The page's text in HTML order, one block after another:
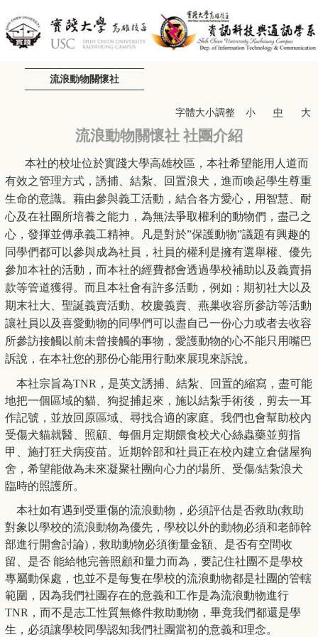
流浪動物關懷社
字體大小調整 小 中 大
流浪動物關懷社 社團介紹
本社的校址位於實踐大學高雄校區，本社希望能用人道而
有效之管理方式，誘捕、結紮、回置浪犬，進而喚起學生尊重
生命的意識。藉由參與義工活動，結合各方愛心，用智慧、耐
心及在社團所培養之能力，為無法爭取權利的動物們，盡己之
心，發揮並傳承義工精神。凡是對於”保護動物”議題有興趣的
同學們都可以參與成為社員，社員的權利是擁有選舉權、優先
參加本社的活動，而本社的經費都會透過學校補助以及義賣捐
款等管道獲得。而且本社會有許多活動，例如：期初社大以及
期末社大、聖誕義賣活動、校慶義賣、燕巢收容所參訪等活動
讓社員以及喜愛動物的同學們可以盡自己一份心力或者去收容
所參訪接觸以前未曾接觸的事物，愛護動物的心不能只用嘴巴
訴說，在本社您的那份心能用行動來展現來訴說。
本社宗旨為TNR，是英文誘捕、結紮、回置的縮寫，盡可能
地把一個區域的貓、狗捉捕起來，施以結紮手術後，剪去一耳
作記號，並放回原區域、尋找合適的家庭。我們也會幫助校內
受傷犬貓就醫、照顧、每個月定期餵食校犬心絲蟲藥並剪指
甲、施打狂犬病疫苗。近期幹部和社員正在校內建立倉儲屋狗
舍，希望能做為未來凝聚社團向心力的場所、受傷/結紮浪犬
臨時的照護所。
本社如有遇到受重傷的流浪動物，必須評估是否救助(救助
對象以學校的流浪動物為優先，學校以外的動物必須和老師幹
部進行開會討論)，救助動物必須衡量金額、是否有空間收
留、是否 能給牠完善照顧和量力而為，要記住社團不是學校
專屬動保處，也並不是每隻在學校的流浪動物都是社團的管轄
範圍，因為我們社團存在的意義和工作是為流浪動物進行
TNR，而不是志工性質無條件救助動物，畢竟我們都還是學
生，必須讓學校同學認知我們社團當初的意義和理念。